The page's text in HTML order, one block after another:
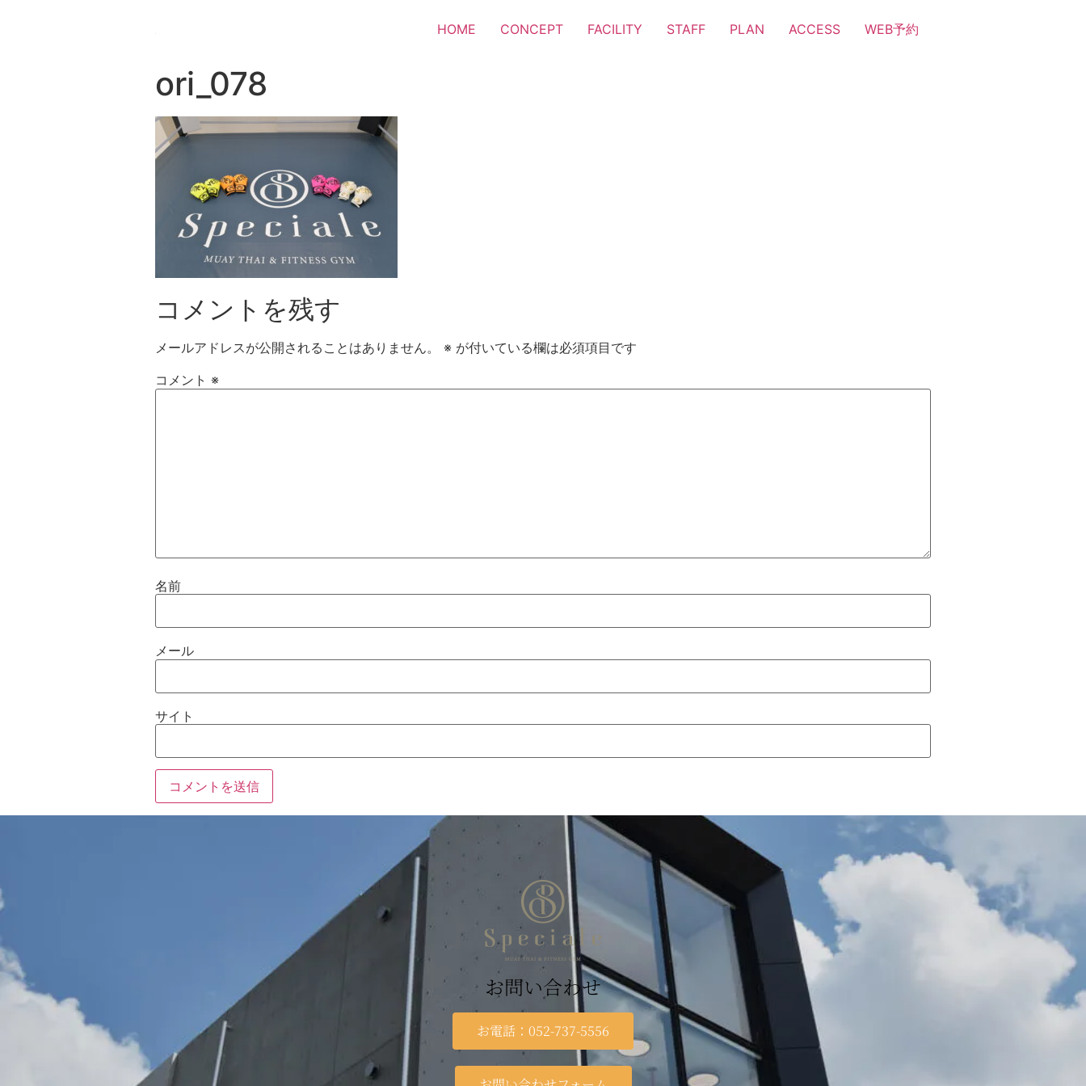
HOME CONCEPT FACILITY STAFF PLAN ACCESS WEB予約
ori_078
コメントを残す
メールアドレスが公開されることはありません。 ※ が付いている欄は必須項目です
コメント ※
名前
メール
サイト
お問い合わせ
お電話：052-737-5556